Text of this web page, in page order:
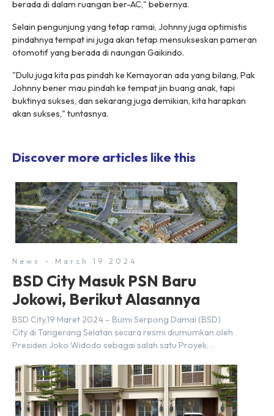
berada di dalam ruangan ber-AC," bebernya.
Selain pengunjung yang tetap ramai, Johnny juga optimistis
pindahnya tempat ini juga akan tetap mensukseskan pameran
otomotif yang berada di naungan Gaikindo.
"Dulu juga kita pas pindah ke Kemayoran ada yang bilang, Pak
Johnny bener mau pindah ke tempat jin buang anak, tapi
buktinya sukses, dan sekarang juga demikian, kita harapkan
akan sukses," tuntasnya.
Discover more articles like this
News - March 19 2024
BSD City Masuk PSN Baru
Jokowi, Berikut Alasannya
BSD City,19 Maret 2024 – Bumi Serpong Damai (BSD)
City di Tangerang Selatan secara resmi diumumkan oleh
Presiden Joko Widodo sebagai salah satu Proyek
dibuat oleh Menteri Koordinator Bidang Perekonomian,
Airlangga Hartarto, setelah Rapat Terbatas (ratas)
bersama Jokowi di Istana Kepresidenan pada hari Senin,
18 Maret 2024. Selain […]